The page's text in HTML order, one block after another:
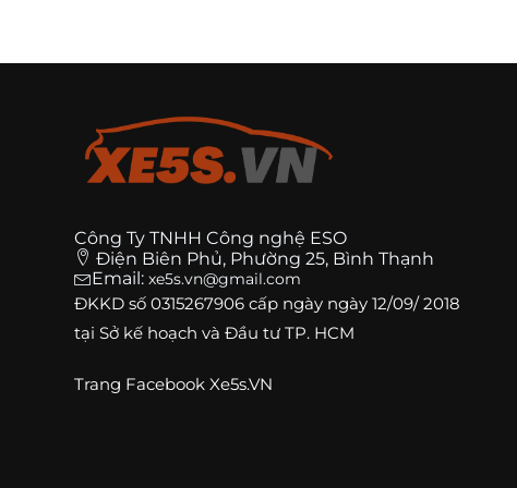
Công Ty TNHH Công nghệ ESO
Điện Biên Phủ, Phường 25, Bình Thạnh
Email: xe5s.vn@gmail.com
ĐKKD số 0315267906 cấp ngày ngày 12/09/ 2018
tại Sở kế hoạch và Đầu tư TP. HCM
Trang Facebook Xe5s.VN